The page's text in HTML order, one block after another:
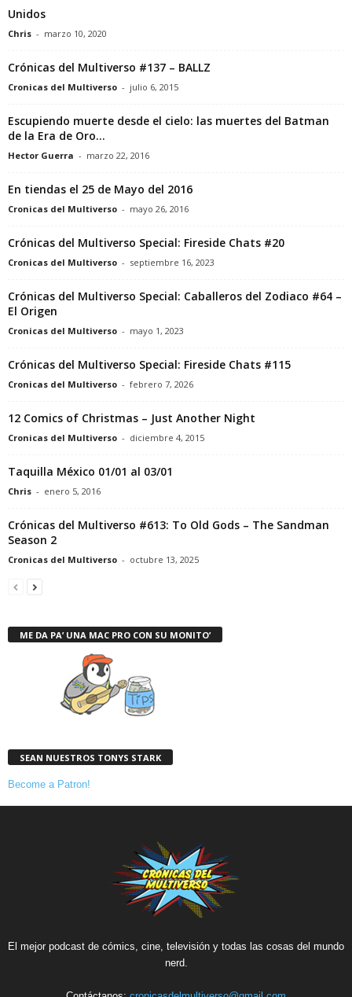
Unidos
Chris - marzo 10, 2020
Crónicas del Multiverso #137 – BALLZ
Cronicas del Multiverso - julio 6, 2015
Escupiendo muerte desde el cielo: las muertes del Batman
de la Era de Oro...
Hector Guerra - marzo 22, 2016
En tiendas el 25 de Mayo del 2016
Cronicas del Multiverso - mayo 26, 2016
Crónicas del Multiverso Special: Fireside Chats #20
Cronicas del Multiverso - septiembre 16, 2023
Crónicas del Multiverso Special: Caballeros del Zodiaco #64 –
El Origen
Cronicas del Multiverso - mayo 1, 2023
Crónicas del Multiverso Special: Fireside Chats #115
Cronicas del Multiverso - febrero 7, 2026
12 Comics of Christmas – Just Another Night
Cronicas del Multiverso - diciembre 4, 2015
Taquilla México 01/01 al 03/01
Chris - enero 5, 2016
Crónicas del Multiverso #613: To Old Gods – The Sandman
Season 2
Cronicas del Multiverso - octubre 13, 2025
ME DA PA’ UNA MAC PRO CON SU MONITO’
SEAN NUESTROS TONYS STARK
Become a Patron!
El mejor podcast de cómics, cine, televisión y todas las cosas del mundo
nerd.